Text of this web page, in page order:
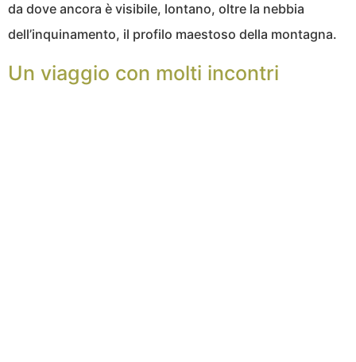
da dove ancora è visibile, lontano, oltre la nebbia
dell’inquinamento, il profilo maestoso della montagna.
Un viaggio con molti incontri